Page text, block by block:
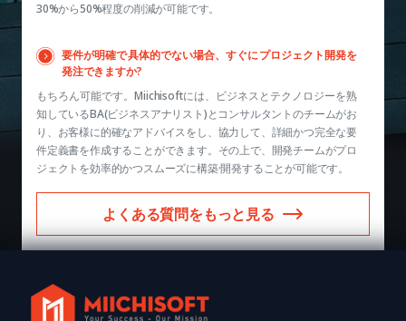
30%から50%程度の削減が可能です。
要件が明確で具体的でない場合、すぐにプロジェクト開発を
発注できますか?
もちろん可能です。Miichisoftには、ビジネスとテクノロジーを熟
知しているBA(ビジネスアナリスト)とコンサルタントのチームがお
り、お客様に的確なアドバイスをし、協力して、詳細かつ完全な要
件定義書を作成することができます。その上で、開発チームがプロ
ジェクトを効率的かつスムーズに構築·開発することが可能です。
よくある質問をもっと見る